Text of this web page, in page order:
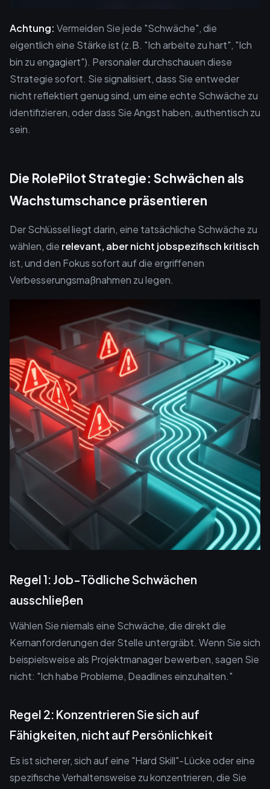
Achtung: Vermeiden Sie jede "Schwäche", die
eigentlich eine Stärke ist (z.B. "Ich arbeite zu hart", "Ich
bin zu engagiert"). Personaler durchschauen diese
Strategie sofort. Sie signalisiert, dass Sie entweder
nicht reflektiert genug sind, um eine echte Schwäche zu
identifizieren, oder dass Sie Angst haben, authentisch zu
sein.
Die RolePilot Strategie: Schwächen als
Wachstumschance präsentieren
Der Schlüssel liegt darin, eine tatsächliche Schwäche zu
wählen, die relevant, aber nicht jobspezifisch kritisch
ist, und den Fokus sofort auf die ergriffenen
Verbesserungsmaßnahmen zu legen.
Regel 1: Job-Tödliche Schwächen
ausschließen
Wählen Sie niemals eine Schwäche, die direkt die
Kernanforderungen der Stelle untergräbt. Wenn Sie sich
beispielsweise als Projektmanager bewerben, sagen Sie
nicht: "Ich habe Probleme, Deadlines einzuhalten."
Regel 2: Konzentrieren Sie sich auf
Fähigkeiten, nicht auf Persönlichkeit
Es ist sicherer, sich auf eine "Hard Skill"-Lücke oder eine
spezifische Verhaltensweise zu konzentrieren, die Sie